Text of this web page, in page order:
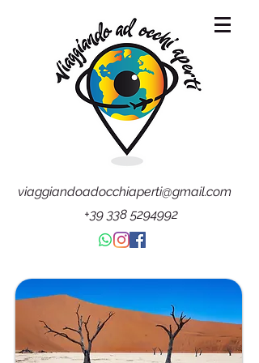
viaggiandoadocchiaperti@gmail.com
+39 338 5294992